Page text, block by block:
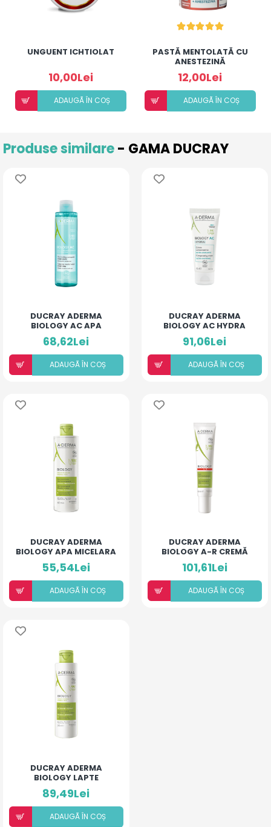
UNGUENT ICHTIOLAT
10,00Lei
ADAUGÃ ÎN COȘ
PASTĂ MENTOLATĂ CU
ANESTEZINĂ
12,00Lei
ADAUGÃ ÎN COȘ
Produse similare- GAMA DUCRAY
DUCRAY ADERMA
BIOLOGY AC APA
MICELARA
PURIFICATOARE 200ML
68,62Lei
ADAUGÃ ÎN COȘ
DUCRAY ADERMA
BIOLOGY AC HYDRA
CREMA
COMPENSATOARE
ULTRA CALM
91,06Lei
ADAUGÃ ÎN COȘ
DUCRAY ADERMA
BIOLOGY APA MICELARA
HIDRATANTA 200ML
55,54Lei
ADAUGÃ ÎN COȘ
DUCRAY ADERMA
BIOLOGY A-R CREMĂ
ANTI-ROSEATA 40ML
101,61Lei
ADAUGÃ ÎN COȘ
DUCRAY ADERMA
BIOLOGY LAPTE
DEMACHIANT 200ML
89,49Lei
ADAUGÃ ÎN COȘ